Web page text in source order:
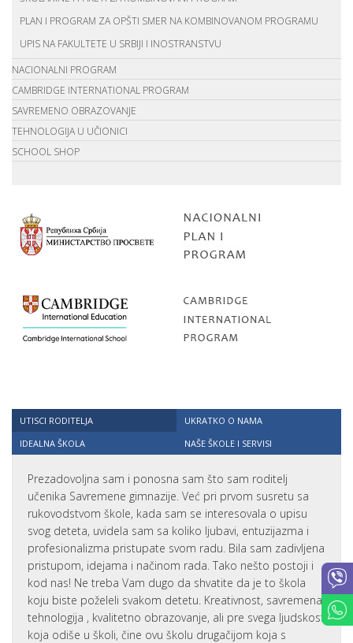
PLAN I PROGRAM ZA OPŠTI SMER NA KOMBINOVANOM PROGRAMU
UPIS NA FAKULTETE U SRBIJI I INOSTRANSTVU
NACIONALNI PROGRAM
CAMBRIDGE INTERNATIONAL PROGRAM
SAVREMENO OBRAZOVANJE
TEHNOLOGIJA U UČIONICI
SCHOOL SHOP
UTISCI RODITELJA
UKRATKO O NAMA
IDEALNA ŠKOLA
NAŠE ŠKOLE I SERVISI
Prezadovoljna sam i ponosna sam što sam roditelj
učenika Savremene gimnazije. Već pri prvom susretu sa
rukovodstvom škole, kada sam se interesovala o upisu
svog deteta, uvidela sam sa koliko ljubavi, entuzijazma i
profesionalizma pristupate svom radu. Bila sam zadivljena
pristupom, idejama i načinom rada. Tako nešto postoji i
kod nas! Ne treba Vam dugo da shvatite da je to škola
koju biste poželeli svakom detetu. Kreativnost, savremena
tehnologija , kvalitetno obrazovanje, ali pre svega ljudskost
koja odiše u školi, čine ovu školu drugačijom koja s